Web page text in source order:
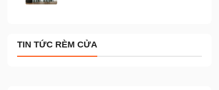
TIN TỨC RÈM CỬA